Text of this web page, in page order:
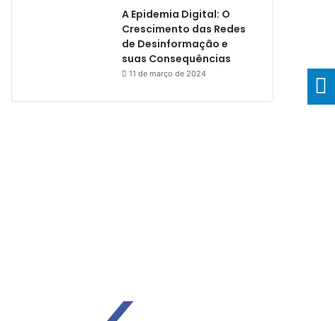
A Epidemia Digital: O
Crescimento das Redes
de Desinformação e
suas Consequências
11 de março de 2024